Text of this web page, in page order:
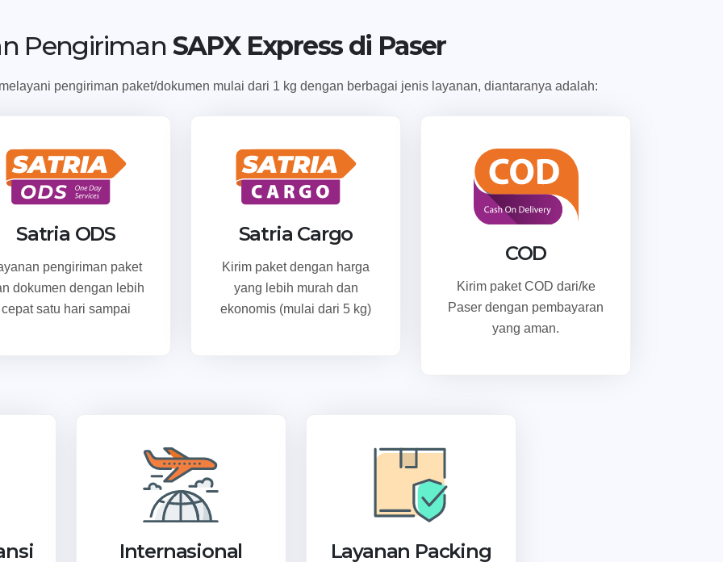
Pengiriman SAPX Express di Paser
pengiriman paket/dokumen mulai dari 1 kg dengan berbagai jenis layanan, diantaranya adalah:
Satria ODS
pengiriman paket
dokumen dengan lebih
cepat satu hari sampai
Satria Cargo
Kirim paket dengan harga
yang lebih murah dan
ekonomis (mulai dari 5 kg)
COD
Kirim paket COD dari/ke
Paser dengan pembayaran
yang aman.
Internasional Layanan Packing